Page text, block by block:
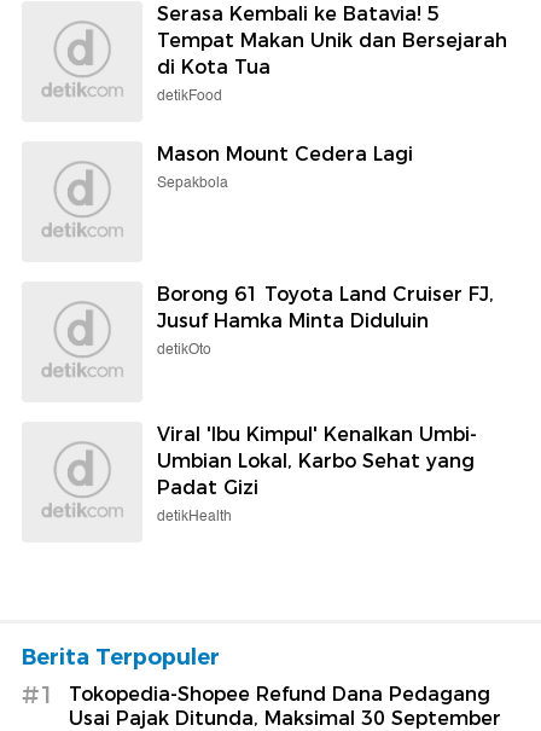
Serasa Kembali ke Batavia! 5
Tempat Makan Unik dan Bersejarah
di Kota Tua
detikFood
Mason Mount Cedera Lagi
Sepakbola
Borong 61 Toyota Land Cruiser FJ,
Jusuf Hamka Minta Diduluin
detikOto
Viral 'Ibu Kimpul' Kenalkan Umbi-
Umbian Lokal, Karbo Sehat yang
Padat Gizi
detikHealth
Berita Terpopuler
#1
Tokopedia-Shopee Refund Dana Pedagang
Usai Pajak Ditunda, Maksimal 30 September